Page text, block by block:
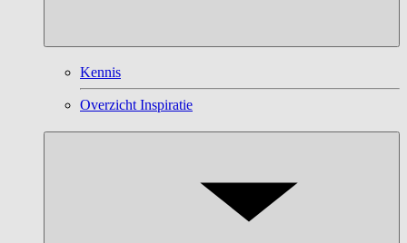
Kennis
Overzicht Inspiratie